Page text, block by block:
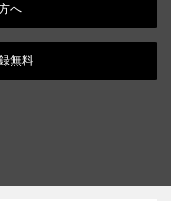
へ
無料